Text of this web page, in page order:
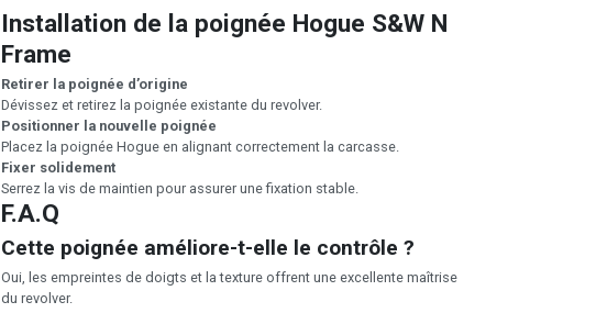
Installation de la poignée Hogue S&W N
Frame
Retirer la poignée d’origine
Dévissez et retirez la poignée existante du revolver.
Positionner la nouvelle poignée
Placez la poignée Hogue en alignant correctement la carcasse.
Fixer solidement
Serrez la vis de maintien pour assurer une fixation stable.
F.A.Q
Cette poignée améliore-t-elle le contrôle ?
Oui, les empreintes de doigts et la texture offrent une excellente maîtrise
du revolver.